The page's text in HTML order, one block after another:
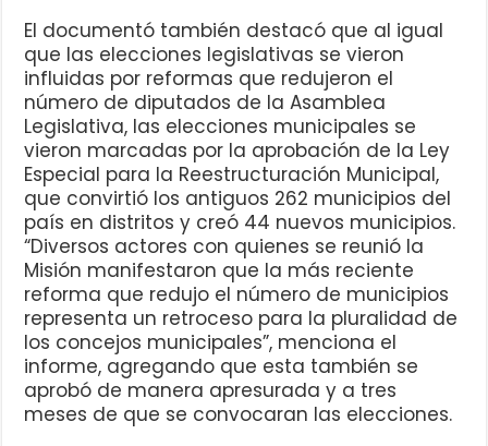
El documentó también destacó que al igual
que las elecciones legislativas se vieron
influidas por reformas que redujeron el
número de diputados de la Asamblea
Legislativa, las elecciones municipales se
vieron marcadas por la aprobación de la Ley
Especial para la Reestructuración Municipal,
que convirtió los antiguos 262 municipios del
país en distritos y creó 44 nuevos municipios.
“Diversos actores con quienes se reunió la
Misión manifestaron que la más reciente
reforma que redujo el número de municipios
representa un retroceso para la pluralidad de
los concejos municipales”, menciona el
informe, agregando que esta también se
aprobó de manera apresurada y a tres
meses de que se convocaran las elecciones.